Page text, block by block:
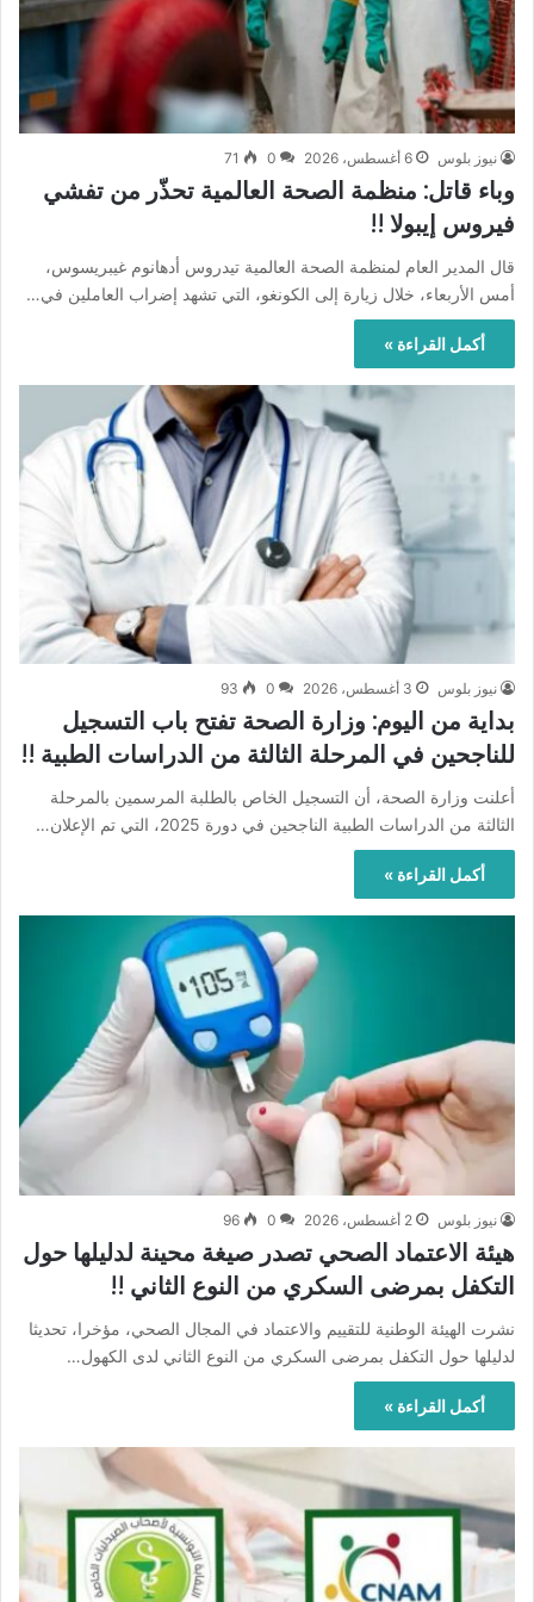
نيوز بلوس 6 أغسطس، 2026 0
71
وباء قاتل: منظمة الصحة العالمية تحذّر من تفشي
فيروس إيبولا !!
قال المدير العام لمنظمة الصحة العالمية تيدروس أدهانوم غيبريسوس،
أمس الأربعاء، خلال زيارة إلى الكونغو، التي تشهد إضراب العاملين في…
أكمل القراءة »
نيوز بلوس 3 أغسطس، 2026 0
93
بداية من اليوم: وزارة الصحة تفتح باب التسجيل
للناجحين في المرحلة الثالثة من الدراسات الطبية !!
أعلنت وزارة الصحة، أن التسجيل الخاص بالطلبة المرسمين بالمرحلة
الثالثة من الدراسات الطبية الناجحين في دورة 2025، التي تم الإعلان…
أكمل القراءة »
نيوز بلوس 2 أغسطس، 2026 0
96
هيئة الاعتماد الصحي تصدر صيغة محينة لدليلها حول
التكفل بمرضى السكري من النوع الثاني !!
نشرت الهيئة الوطنية للتقييم والاعتماد في المجال الصحي، مؤخرا، تحديثا
لدليلها حول التكفل بمرضى السكري من النوع الثاني لدى الكهول…
أكمل القراءة »